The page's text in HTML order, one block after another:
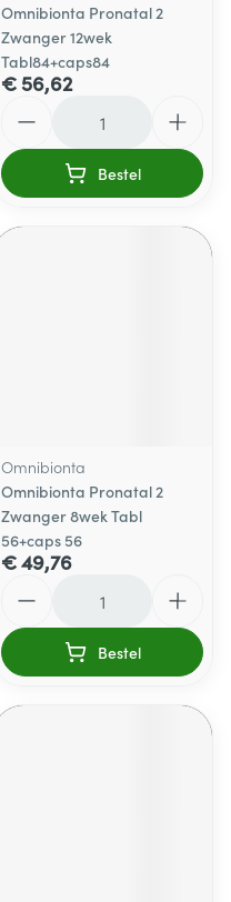
Omnibionta Pronatal 2
Zwanger 12wek
Tabl84+caps84
€ 56,62
Bestel
Omnibionta
Omnibionta Pronatal 2
Zwanger 8wek Tabl
56+caps 56
€ 49,76
Bestel